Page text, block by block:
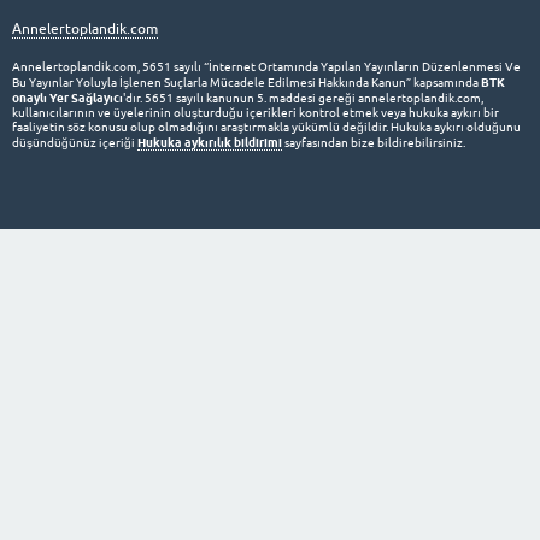
Annelertoplandik.com
Annelertoplandik.com, 5651 sayılı “İnternet Ortamında Yapılan Yayınların Düzenlenmesi Ve
Bu Yayınlar Yoluyla İşlenen Suçlarla Mücadele Edilmesi Hakkında Kanun” kapsamındaBTK
onaylı Yer Sağlayıcı'dır. 5651 sayılı kanunun 5. maddesi gereği annelertoplandik.com,
kullanıcılarının ve üyelerinin oluşturduğu içerikleri kontrol etmek veya hukuka aykırı bir
faaliyetin söz konusu olup olmadığını araştırmakla yükümlü değildir. Hukuka aykırı olduğunu
düşündüğünüz içeriği Hukuka aykırılık bildirimisayfasından bize bildirebilirsiniz.